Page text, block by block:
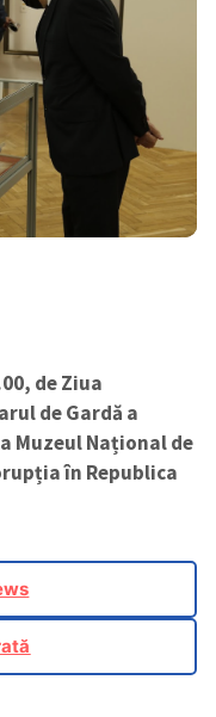
de Ziua
de Gardă a
Muzeul Național de
în Republica